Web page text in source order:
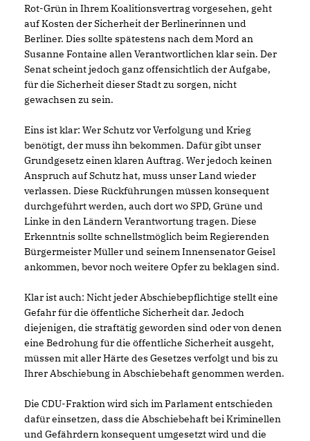
Rot-Grün in Ihrem Koalitionsvertrag vorgesehen, geht
auf Kosten der Sicherheit der Berlinerinnen und
Berliner. Dies sollte spätestens nach dem Mord an
Susanne Fontaine allen Verantwortlichen klar sein. Der
Senat scheint jedoch ganz offensichtlich der Aufgabe,
für die Sicherheit dieser Stadt zu sorgen, nicht
gewachsen zu sein.
Eins ist klar: Wer Schutz vor Verfolgung und Krieg
benötigt, der muss ihn bekommen. Dafür gibt unser
Grundgesetz einen klaren Auftrag. Wer jedoch keinen
Anspruch auf Schutz hat, muss unser Land wieder
verlassen. Diese Rückführungen müssen konsequent
durchgeführt werden, auch dort wo SPD, Grüne und
Linke in den Ländern Verantwortung tragen. Diese
Erkenntnis sollte schnellstmöglich beim Regierenden
Bürgermeister Müller und seinem Innensenator Geisel
ankommen, bevor noch weitere Opfer zu beklagen sind.
Klar ist auch: Nicht jeder Abschiebepflichtige stellt eine
Gefahr für die öffentliche Sicherheit dar. Jedoch
diejenigen, die straftätig geworden sind oder von denen
eine Bedrohung für die öffentliche Sicherheit ausgeht,
müssen mit aller Härte des Gesetzes verfolgt und bis zu
Ihrer Abschiebung in Abschiebehaft genommen werden.
Die CDU-Fraktion wird sich im Parlament entschieden
dafür einsetzen, dass die Abschiebehaft bei Kriminellen
und Gefährdern konsequent umgesetzt wird und die